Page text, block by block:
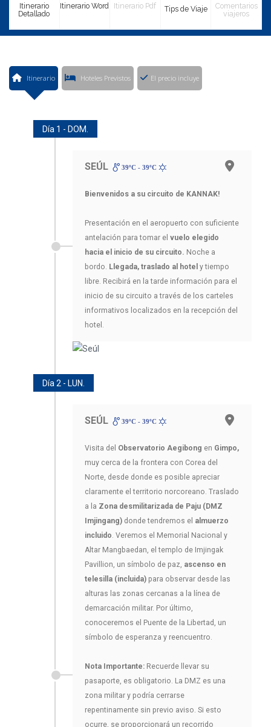
Itinerario
Detallado
Itinerario Word Itinerario Pdf Tips de Viaje
Comentarios
viajeros
Itinerario Hoteles Previstos El precio incluye
Día 1 - DOM.
SEÚL 39ºC - 39ºC
Bienvenidos a su circuito de KANNAK!
Presentación en el aeropuerto con suficiente
antelación para tomar el vuelo elegido
hacia el inicio de su circuito. Noche a
bordo. Llegada, traslado al hotel y tiempo
libre. Recibirá en la tarde información para el
inicio de su circuito a través de los carteles
informativos localizados en la recepción del
hotel.
Día 2 - LUN.
SEÚL 39ºC - 39ºC
Visita del Observatorio Aegibong en Gimpo,
muy cerca de la frontera con Corea del
Norte, desde donde es posible apreciar
claramente el territorio norcoreano. Traslado
a la Zona desmilitarizada de Paju (DMZ
Imjingang) donde tendremos el almuerzo
incluido . Veremos el Memorial Nacional y
Altar Mangbaedan, el templo de Imjingak
Pavillion, un símbolo de paz, ascenso en
telesilla (incluida) para observar desde las
alturas las zonas cercanas a la línea de
demarcación militar. Por último,
conoceremos el Puente de la Libertad, un
símbolo de esperanza y reencuentro.
Nota Importante: Recuerde llevar su
pasaporte, es obligatorio. La DMZ es una
zona militar y podría cerrarse
repentinamente sin previo aviso. Si esto
ocurre, se proporcionará un recorrido